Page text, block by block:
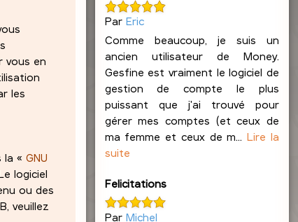
vous en
les
la «GNU
logiciel
ou des
veuillez
Par Eric
Comme beaucoup, je suis un
ancien utilisateur de Money.
Gesfine est vraiment le logiciel de
gestion de compte le plus
puissant que j'ai trouvé pour
gérer mes comptes (et ceux de
ma femme et ceux de m... Lire la
suite
Felicitations
Par Michel